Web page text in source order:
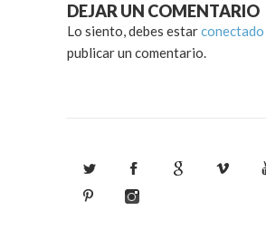
DEJAR UN COMENTARIO
Lo siento, debes estarconectado
publicar un comentario.